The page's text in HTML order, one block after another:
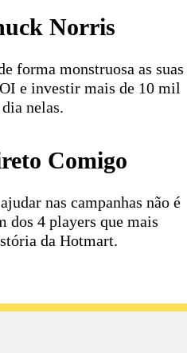
Norris
forma monstruosa as suas
e investir mais de 10 mil
nelas.
Comigo
nas campanhas não é
dos 4 players que mais
da Hotmart.